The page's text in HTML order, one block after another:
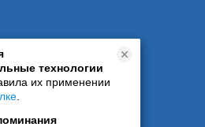
технологии
их применении